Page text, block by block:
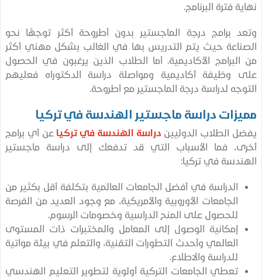
فترة البرنامج.
برامج درجة الماجستير بدون أطروحة أكثر توجهًا نحو
حيث يتم التدريس بها في الغالب بشكل مهني أكثر
الأكاديمية. أما الطلاب الذين يرغبون في الحصول
وظيفة أكاديمية ومواصلة دراسة الدكتوراه فعليهم
لدراسة درجة الماجستير مع أطروحة.
دراسة ماجستير الهندسة في تركيا
الطلاب الدولييندراسة الهندسة في تركياعن أي برامج
فما الأسباب التي قد تدفعك إلى دراسة ماجستير
في تركيا:
الدراسة في أفضل الجامعات العالمية بتكلفة أقل بكثير من
الجامعات الأوروبية والأمريكية، مع وجود العديد من الفرصة
للحصول على المنح الدراسية وخصومات الرسوم.
إمكانية الوصول إلى المعامل والمختبرات ذات المستوى
العالمي وأحدث التطورات التقنية، والتعلم في بيئة مواتية
للدراسة والاطلاع.
تعطي الجامعات التركية أولوية لتطوير التعليم الهندسي